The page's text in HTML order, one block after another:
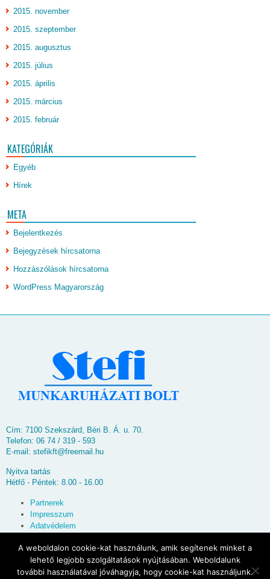
2015. november
2015. szeptember
2015. augusztus
2015. július
2015. április
2015. március
2015. február
KATEGÓRIÁK
Egyéb
Hírek
META
Bejelentkezés
Bejegyzések hírcsatorna
Hozzászólások hírcsatorna
WordPress Magyarország
Cím: 7100 Szekszárd, Béri B. Á. u. 70.
Telefon: 06 74 / 319 - 593
E-mail: stefikft@freemail.hu
Nyitva tartás
Hétfő - Péntek: 8.00 - 16.00
Partnerek
Impresszum
Adatvédelem
© 2026Stefi Munkaruházati Bolt
A weboldalon cookie-kat használunk, amik segítenek minket a
lehető legjobb szolgáltatások nyújtásában. Weboldalunk
további használatával jóváhagyja, hogy cookie-kat használjunk.